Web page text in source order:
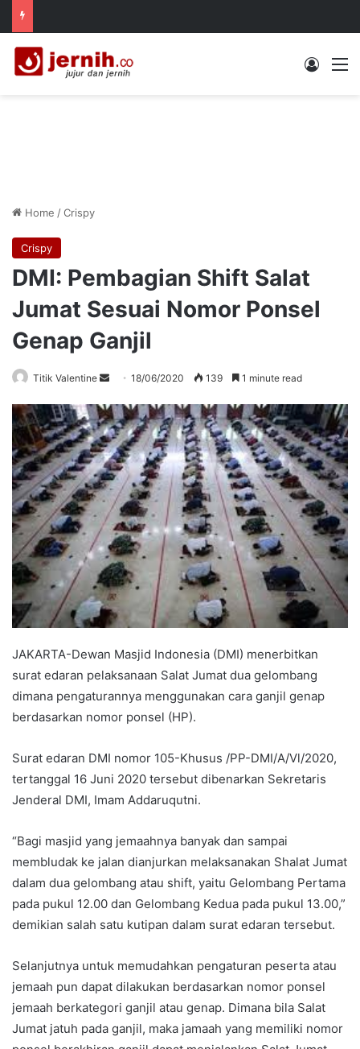
Log In
Home /Crispy
Crispy
DMI: Pembagian Shift Salat
Jumat Sesuai Nomor Ponsel
Genap Ganjil
Titik Valentine
Send
email
18/06/2020 139 1 minute read
JAKARTA-Dewan Masjid Indonesia (DMI) menerbitkan
surat edaran pelaksanaan Salat Jumat dua gelombang
dimana pengaturannya menggunakan cara ganjil genap
berdasarkan nomor ponsel (HP).
Surat edaran DMI nomor 105-Khusus /PP-DMI/A/Vl/2020,
tertanggal 16 Juni 2020 tersebut dibenarkan Sekretaris
Jenderal DMI, Imam Addaruqutni.
“Bagi masjid yang jemaahnya banyak dan sampai
membludak ke jalan dianjurkan melaksanakan Shalat Jumat
dalam dua gelombang atau shift, yaitu Gelombang Pertama
pada pukul 12.00 dan Gelombang Kedua pada pukul 13.00,”
demikian salah satu kutipan dalam surat edaran tersebut.
Selanjutnya untuk memudahkan pengaturan peserta atau
jemaah pun dapat dilakukan berdasarkan nomor ponsel
jemaah berkategori ganjil atau genap. Dimana bila Salat
Jumat jatuh pada ganjil, maka jamaah yang memiliki nomor